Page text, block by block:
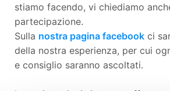
stiamo facendo, vi chiediamo
partecipazione.
Sulla nostra pagina facebook ci
della nostra esperienza, per cui
e consiglio saranno ascoltati.